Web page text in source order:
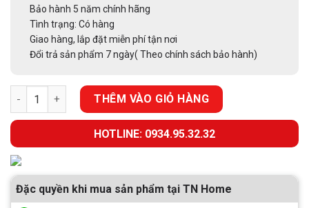
Bảo hành 5 năm chính hãng
Tình trạng: Có hàng
Giao hàng, lắp đặt miễn phí tận nơi
Đổi trả sản phẩm 7 ngày( Theo chính sách bảo hành)
Máy giặt kết hợp sấy 12kg KAFF KF-MFC120EU số lượng
THÊM VÀO GIỎ HÀNG
HOTLINE: 0934.95.32.32
Đặc quyền khi mua sản phẩm tại TN Home